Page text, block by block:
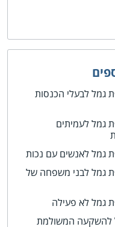
גמל לבעלי הכנסות
גמל לעמיתים
גמל לאנשים עם נכות
גמל לבני משפחה של
גמל לא פעילה
להשקעה המשולמת